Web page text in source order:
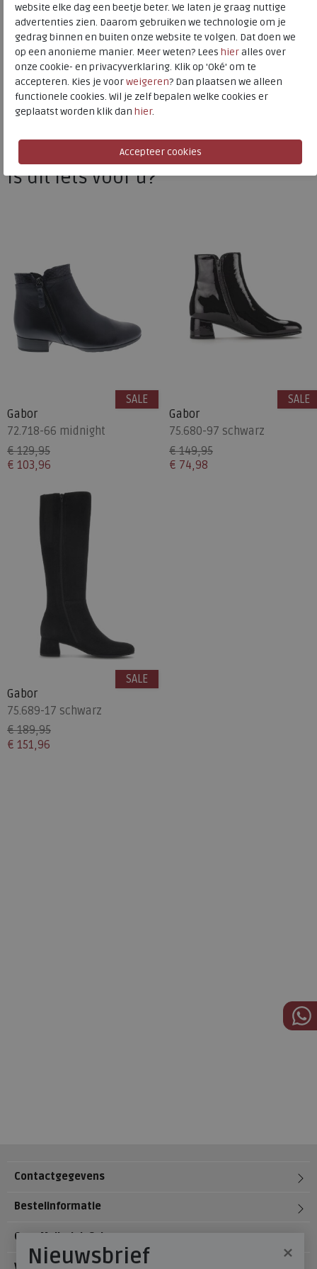
Gabor
Toon alles vanGabor
Naar allelaarzen
Naar alleGabor laarzen
Is dit iets voor u?
Gabor
72.718-66 midnight
€ 129,95
€ 103,96
SALE
Gabor
75.680-97 schwarz
€ 149,95
€ 74,98
SALE
Gabor
75.689-17 schwarz
€ 189,95
€ 151,96
SALE
Contactgegevens
Bestelinformatie
Over Meijerink Schoenen
×
Nieuwsbrief
website elke dag een beetje beter. We laten je graag nuttige
advertenties zien. Daarom gebruiken we technologie om je
gedrag binnen en buiten onze website te volgen. Dat doen we
op een anonieme manier. Meer weten? Lees hieralles over
onze cookie- en privacyverklaring. Klik op 'Oké' om te
accepteren. Kies je voorweigeren? Dan plaatsen we alleen
functionele cookies. Wil je zelf bepalen welke cookies er
geplaatst worden klik dan hier.